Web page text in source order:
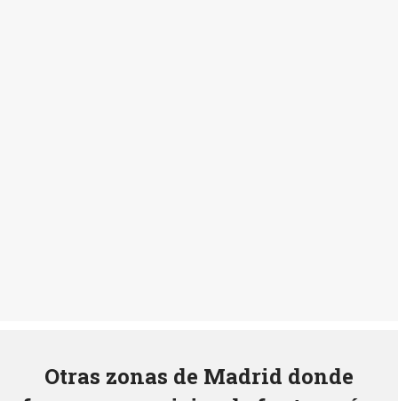
Otras zonas de Madrid donde